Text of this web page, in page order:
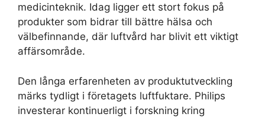
medicinteknik. Idag ligger ett stort fokus på
produkter som bidrar till bättre hälsa och
välbefinnande, där luftvård har blivit ett viktigt
affärsområde.
Den långa erfarenheten av produktutveckling
märks tydligt i företagets luftfuktare. Philips
investerar kontinuerligt i forskning kring